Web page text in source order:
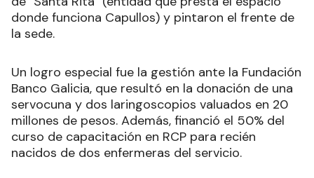
donde funciona Capullos) y pintaron el frente de
la sede.
Un logro especial fue la gestión ante la Fundación
Banco Galicia, que resultó en la donación de una
servocuna y dos laringoscopios valuados en 20
millones de pesos. Además, financió el 50% del
curso de capacitación en RCP para recién
nacidos de dos enfermeras del servicio.